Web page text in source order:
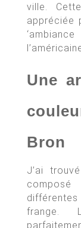
ville.
appréciée
Une
Bron
J’ai
différentes
frange.